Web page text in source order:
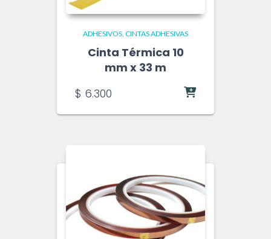
ADHESIVOS CINTAS ADHESIVAS
Cinta Térmica 10
mm x 33 m
$ 6.300